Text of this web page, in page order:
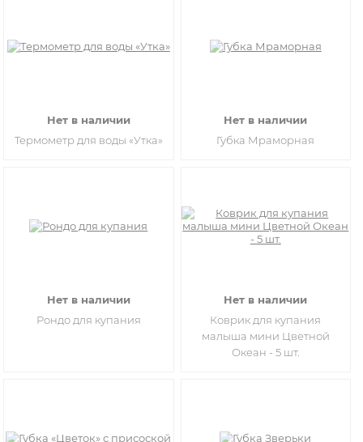
Нет в наличии
Термометр для воды «Утка»
Нет в наличии
Губка Мраморная
Нет в наличии
Рондо для купания
Нет в наличии
Коврик для купания
малыша мини Цветной
Океан - 5 шт.